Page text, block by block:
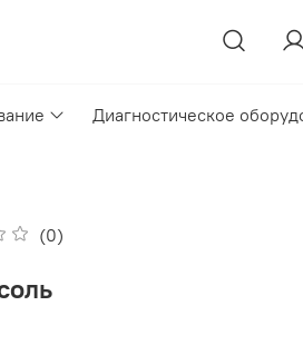
Диагностическое
(0)